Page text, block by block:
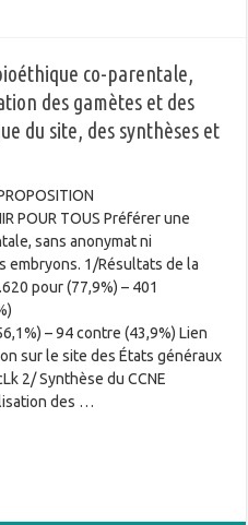
co-parentale,
des gamètes et des
du site, des synthèses et
POUR TOUS Préférer une
sans anonymat ni
embryons. 1/Résultats de la
pour (77,9%) – 401
– 94 contre (43,9%) Lien
sur le site des États généraux
2/ Synthèse du CCNE
des …